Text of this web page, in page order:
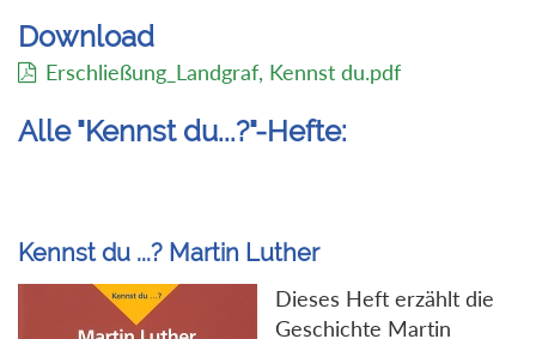
Download
Erschließung_Landgraf, Kennst du.pdf
Alle "Kennst du...?"-Hefte:
Kennst du ...? Martin Luther
Dieses Heft erzählt die
Geschichte Martin